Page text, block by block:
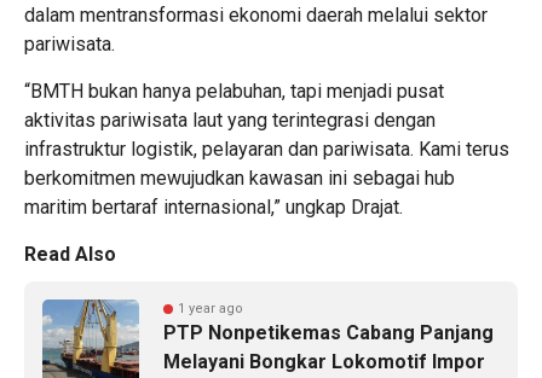
dalam mentransformasi ekonomi daerah melalui sektor
pariwisata.
“BMTH bukan hanya pelabuhan, tapi menjadi pusat
aktivitas pariwisata laut yang terintegrasi dengan
infrastruktur logistik, pelayaran dan pariwisata. Kami terus
berkomitmen mewujudkan kawasan ini sebagai hub
maritim bertaraf internasional,” ungkap Drajat.
Read Also
1 year ago
PTP Nonpetikemas Cabang Panjang
Melayani Bongkar Lokomotif Impor